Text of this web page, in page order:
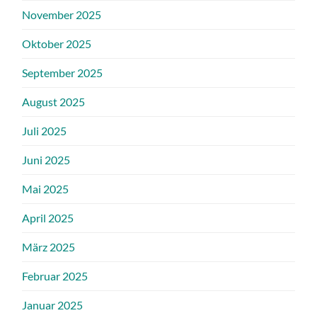
November 2025
Oktober 2025
September 2025
August 2025
Juli 2025
Juni 2025
Mai 2025
April 2025
März 2025
Februar 2025
Januar 2025